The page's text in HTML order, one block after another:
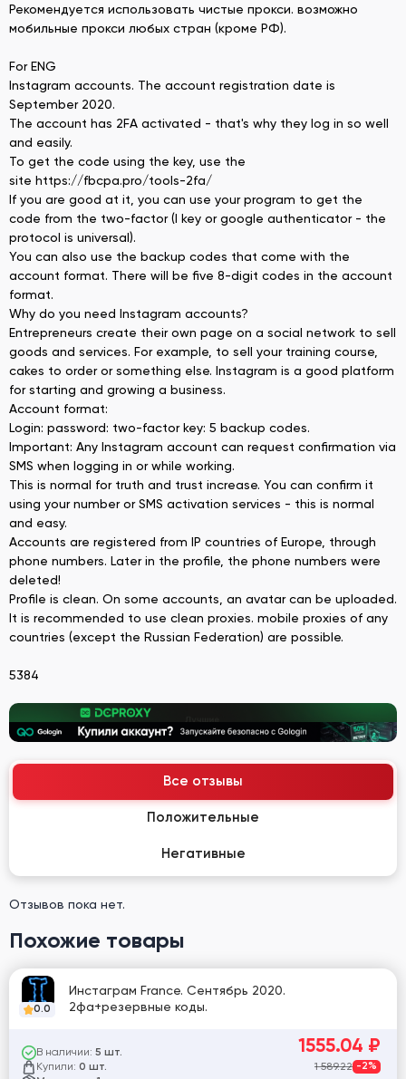
Рекомендуется использовать чистые прокси. возможно
мобильные прокси любых стран (кроме РФ).
For ENG
Instagram accounts. The account registration date is
September 2020.
The account has 2FA activated - that's why they log in so well
and easily.
To get the code using the key, use the
site https://fbcpa.pro/tools-2fa/
If you are good at it, you can use your program to get the
code from the two-factor (I key or google authenticator - the
protocol is universal).
You can also use the backup codes that come with the
account format. There will be five 8-digit codes in the account
format.
Why do you need Instagram accounts?
Entrepreneurs create their own page on a social network to sell
goods and services. For example, to sell your training course,
cakes to order or something else. Instagram is a good platform
for starting and growing a business.
Account format:
Login: password: two-factor key: 5 backup codes.
Important: Any Instagram account can request confirmation via
SMS when logging in or while working.
This is normal for truth and trust increase. You can confirm it
using your number or SMS activation services - this is normal
and easy.
Accounts are registered from IP countries of Europe, through
phone numbers. Later in the profile, the phone numbers were
deleted!
Profile is clean. On some accounts, an avatar can be uploaded.
It is recommended to use clean proxies. mobile proxies of any
countries (except the Russian Federation) are possible.
5384
Все отзывы
Положительные
Негативные
Отзывов пока нет.
Похожие товары
0.0
Инстаграм France. Сентябрь 2020.
2фа+резервные коды.
В наличии: 5 шт.
Купили: 0 шт.
1555.04 ₽
1 589.22 -2%